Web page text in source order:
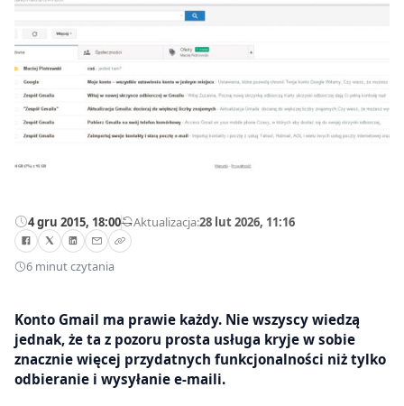
4 gru 2015, 18:00—Aktualizacja:28 lut 2026, 11:16
6 minut czytania
Konto Gmail ma prawie każdy. Nie wszyscy wiedzą
jednak, że ta z pozoru prosta usługa kryje w sobie
znacznie więcej przydatnych funkcjonalności niż tylko
odbieranie i wysyłanie e-maili.